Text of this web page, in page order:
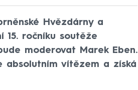
Hvězdárny a
15. ročníku soutěže
moderovat Marek Eben.
absolutním vítězem a získá